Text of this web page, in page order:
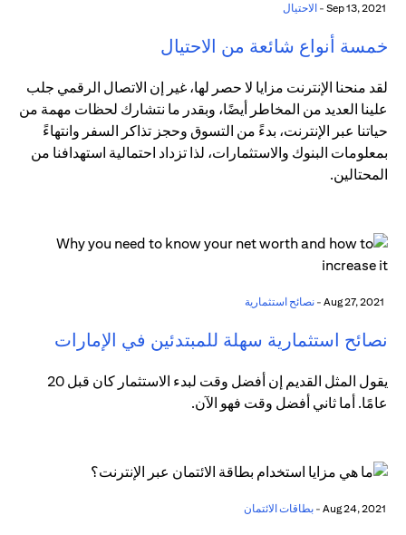
الاحتيال
خمسة أنواع شائعة من الاحتيال
لقد منحنا الإنترنت مزايا لا حصر لها، غير إن الاتصال الرقمي جلب
علينا العديد من المخاطر أيضًا، وبقدر ما نتشارك لحظات مهمة من
حياتنا عبر الإنترنت، بدءً من التسوق وحجز تذاكر السفر وانتهاءً
بمعلومات البنوك والاستثمارات، لذا تزداد احتمالية استهدافنا من
المحتالين.
نصائح استثمارية
نصائح استثمارية سهلة للمبتدئين في الإمارات
يقول المثل القديم إن أفضل وقت لبدء الاستثمار كان قبل 20
عامًا. أما ثاني أفضل وقت فهو الآن.
بطاقات الائتمان